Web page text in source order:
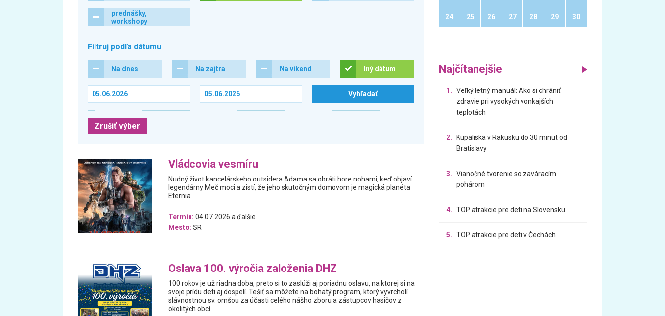
prednášky,
workshopy
Filtruj podľa dátumu
Na dnes Na zajtra Na víkend Iný dátum
Zrušiť výber
Vládcovia vesmíru
Nudný život kancelárskeho outsidera Adama sa obráti hore nohami, keď objaví
legendárny Meč moci a zistí, že jeho skutočným domovom je magická planéta
Eternia.
Termín: 04.07.2026 a ďalšie
Mesto: SR
Oslava 100. výročia založenia DHZ
100 rokov je už riadna doba, preto si to zaslúži aj poriadnu oslavu, na ktorej si na
svoje prídu deti aj dospelí. Tešiť sa môžete na bohatý program, ktorý vyvrcholí
slávnostnou sv. omšou za účasti celého nášho zboru a zástupcov hasičov z
okolitých obcí.
24 25 26 27 28 29 30
Najčítanejšie
1. Veľký letný manuál: Ako si chrániť
zdravie pri vysokých vonkajších
teplotách
2.
Kúpaliská v Rakúsku do 30 minút od
Bratislavy
3. Vianočné tvorenie so zaváracím
pohárom
4. TOP atrakcie pre deti na Slovensku
5. TOP atrakcie pre deti v Čechách